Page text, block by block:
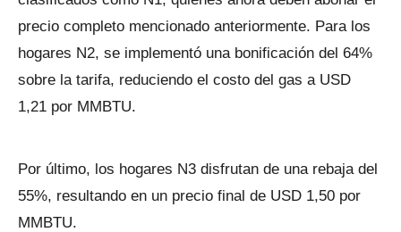
precio completo mencionado anteriormente. Para los
hogares N2, se implementó una bonificación del 64%
sobre la tarifa, reduciendo el costo del gas a USD
1,21 por MMBTU.
Por último, los hogares N3 disfrutan de una rebaja del
55%, resultando en un precio final de USD 1,50 por
MMBTU.